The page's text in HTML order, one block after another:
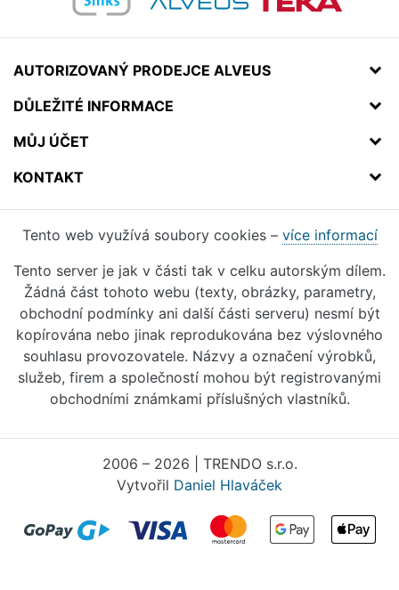
AUTORIZOVANÝ PRODEJCE ALVEUS
DŮLEŽITÉ INFORMACE
MŮJ ÚČET
KONTAKT
Tento web využívá soubory cookies – více informací
Tento server je jak v části tak v celku autorským dílem.
Žádná část tohoto webu (texty, obrázky, parametry,
obchodní podmínky ani další části serveru) nesmí být
kopírována nebo jinak reprodukována bez výslovného
souhlasu provozovatele. Názvy a označení výrobků,
služeb, firem a společností mohou být registrovanými
obchodními známkami příslušných vlastníků.
2006 – 2026 | TRENDO s.r.o.
Vytvořil Daniel Hlaváček